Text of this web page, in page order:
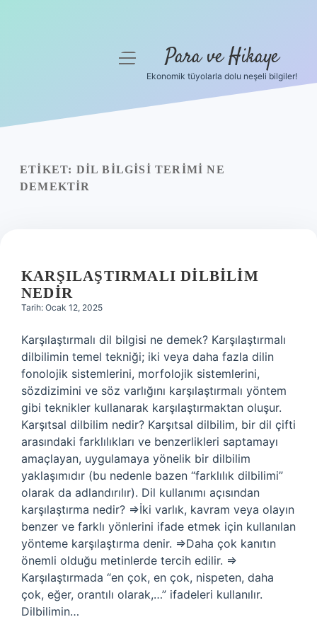
Yasal Uyarı
menüyü
Para ve Hikaye
Ekonomik tüyolarla dolu neşeli bilgiler!
ETIKET: DIL BILGISI TERIMI NE
DEMEKTIR
KARŞILAŞTIRMALI DILBILIM
NEDIR
Tarih: Ocak 12, 2025
Karşılaştırmalı dil bilgisi ne demek? Karşılaştırmalı
dilbilimin temel tekniği; iki veya daha fazla dilin
fonolojik sistemlerini, morfolojik sistemlerini,
sözdizimini ve söz varlığını karşılaştırmalı yöntem
gibi teknikler kullanarak karşılaştırmaktan oluşur.
Karşıtsal dilbilim nedir? Karşıtsal dilbilim, bir dil çifti
arasındaki farklılıkları ve benzerlikleri saptamayı
amaçlayan, uygulamaya yönelik bir dilbilim
yaklaşımıdır (bu nedenle bazen “farklılık dilbilimi”
olarak da adlandırılır). Dil kullanımı açısından
karşılaştırma nedir? ⇒İki varlık, kavram veya olayın
benzer ve farklı yönlerini ifade etmek için kullanılan
yönteme karşılaştırma denir. ⇒Daha çok kanıtın
önemli olduğu metinlerde tercih edilir. ⇒
Karşılaştırmada “en çok, en çok, nispeten, daha
çok, eğer, orantılı olarak,…” ifadeleri kullanılır.
Dilbilimin…